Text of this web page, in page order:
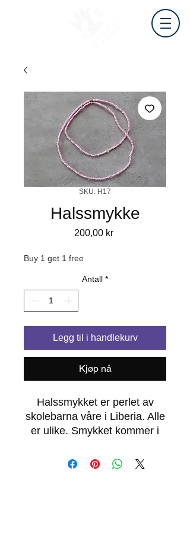
SKU: H17
Halssmykke
200,00 krPris
Buy 1 get 1 free
Antall *
Legg til i handlekurv
Kjøp nå
Halssmykket er perlet av
skolebarna våre i Liberia. Alle
er ulike. Smykket kommer i
hilsen fra oss i GHTAC.